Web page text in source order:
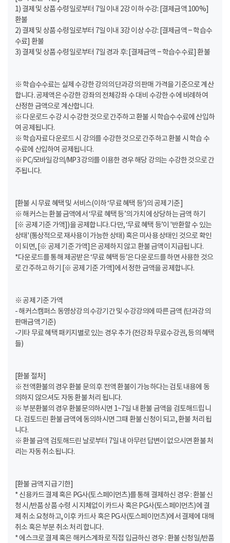
1) 결제 및 상품 수령일로부터 7일 이내 2강 이하 수강: [결제금액 100%]
환불
2) 결제 및 상품 수령일로부터 7일 이내 3강 이상 수강: [결제금액 – 학습수
수료] 환불
3) 결제 및 상품 수령일로부터 7일 경과 후: [결제금액 – 학습수수료] 환불
※ 학습수수료는 실제 수강한 강의의 단과강의 판매 가격을 기준으로 계산
합니다. 공제액은 수강한 강좌의 전체강좌 수 대비 수강한 수에 비례하여
산정한 금액으로 계산합니다.
※ 다운로드 수강 시 수강한 것으로 간주하고 환불 시 학습수수료에 산입하
여 공제됩니다.
※ 학습자료 다운로드 시 강의를 수강한 것으로 간주하고 환불 시 학습 수
수료에 산입하여 공제됩니다.
※ PC/모바일강의/MP3 강의를 이용한 경우 해당 강의는 수강한 것으로 간
주됩니다.
[환불 시 무료 혜택 및 서비스(이하 ‘무료 혜택 등’)의 공제 기준]
※ 해커스는 환불 금액에서 ‘무료 혜택 등’의 가치에 상당하는 금액 하기
[※ 공제 기준 가액])을 공제합니다. 다만, ‘무료 혜택 등’이 '반환할 수 있는
상태'(통상적으로 재사용이 가능한 상태) 혹은 미사용 상태인 것으로 확인
이 되면, [※ 공제 기준 가액]은 공제하지 않고 환불 금액이 지급됩니다.
*다운로드를 통해 제공받은 ‘무료 혜택 등’은 다운로드를 하면 사용한 것으
로 간주하고 하기 [※ 공제 기준 가액]에서 정한 금액을 공제합니다.
※ 공제 기준 가액
- 해커스캠퍼스 동영상강의 수강기간 및 수강강의에 따른 금액 (단과강의
판매금액 기준)
-기타 무료 혜택 패키지별로 있는 경우 추가 (전강좌 무료수강권, 등의 혜택
들)
[환불 절차]
※ 전액환불의 경우 환불 문의 후 전액 환불이 가능하다는 검토 내용에 동
의하지 않으셔도 자동 환불 처리 됩니다.
※ 부분환불의 경우 환불문의하시면 1~7일 내 환불 금액을 검토해드립니
다. 검토드린 환불 금액에 동의하시면 그때 환불 신청이 되고, 환불 처리 됩
니다.
※ 환불 금액 검토해드린 날로부터 7일 내 아무런 답변이 없으시면 환불 처
리는 자동 취소됩니다.
[환불 금액 지급 기한]
* 신용카드 결제 혹은 PG사(토스페이먼츠)를 통해 결제하신 경우 : 환불 신
청 시/반품 상품 수령 시 지체없이 카드사 혹은 PG사(토스페이먼츠)에 결
제 취소 요청하고, 이후 카드사 혹은 PG사(토스페이먼츠)에서 결제에 대해
취소 혹은 부분 취소 처리 합니다.
* 에스크로 결제 혹은 해커스계좌로 직접 입금하신 경우 : 환불 신청일/반품